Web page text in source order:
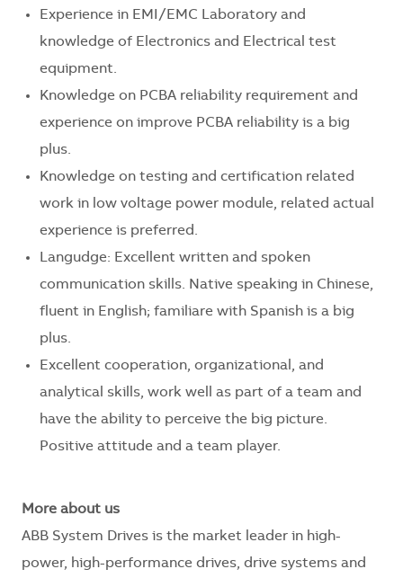
Experience in EMI/EMC Laboratory and
knowledge of Electronics and Electrical test
equipment.
Knowledge on PCBA reliability requirement and
experience on improve PCBA reliability is a big
plus.
Knowledge on testing and certification related
work in low voltage power module, related actual
experience is preferred.
Langudge: Excellent written and spoken
communication skills. Native speaking in Chinese,
fluent in English; familiare with Spanish is a big
plus.
Excellent cooperation, organizational, and
analytical skills, work well as part of a team and
have the ability to perceive the big picture.
Positive attitude and a team player.
More about us
ABB System Drives is the market leader in high-
power, high-performance drives, drive systems and